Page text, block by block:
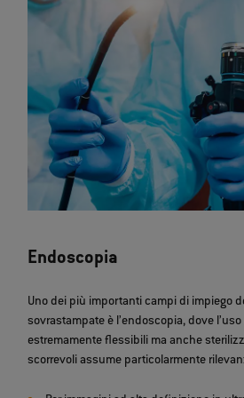
Endoscopia
Uno dei più importanti campi di impiego
sovrastampate è l’endoscopia, dove
estremamente flessibili ma anche
scorrevoli assume particolarmente